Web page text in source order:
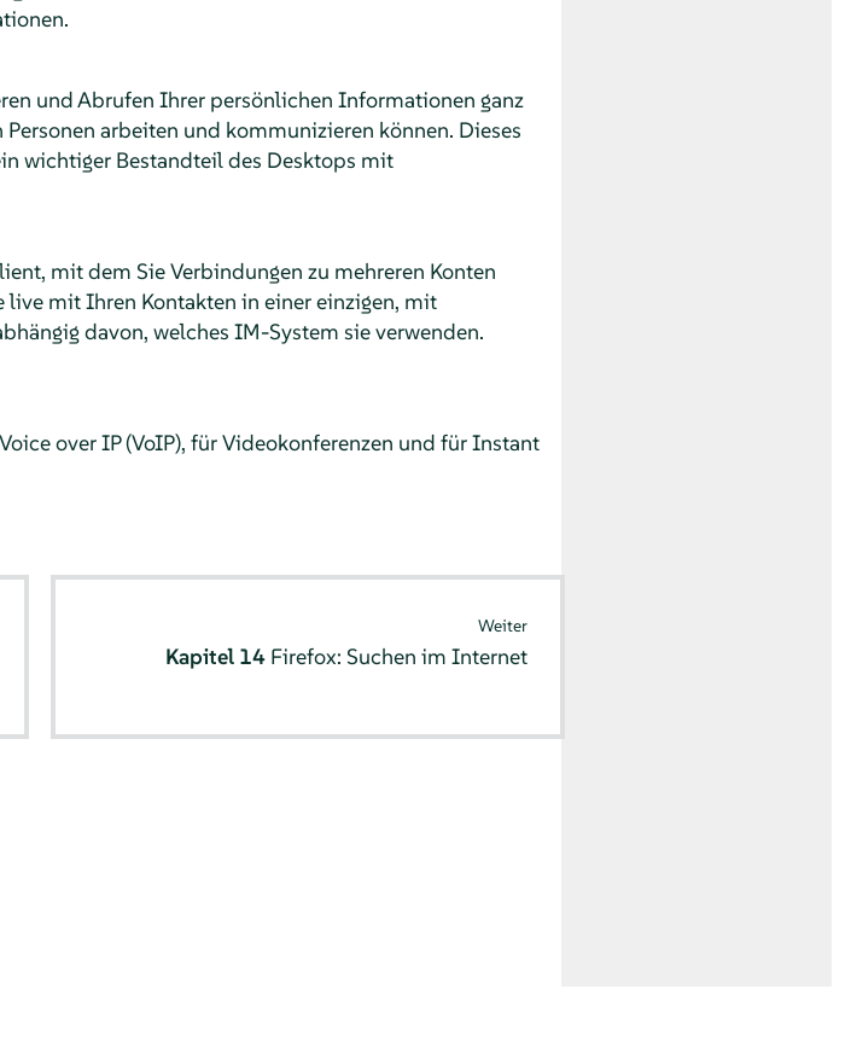
und Abrufen Ihrer persönlichen Informationen ganz
arbeiten und kommunizieren können. Dieses
wichtiger Bestandteil des Desktops mit
mit dem Sie Verbindungen zu mehreren Konten
mit Ihren Kontakten in einer einzigen, mit
davon, welches IM-System sie verwenden.
over IP (VoIP), für Videokonferenzen und für Instant
Weiter
Kapitel 14 Firefox: Suchen im Internet